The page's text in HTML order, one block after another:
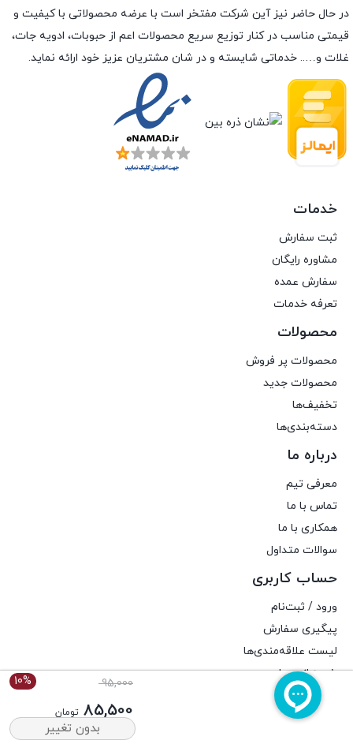
10% 95,000قیمت
اصلی:
95,000 تومان
85,500 تومان
قیمت بدون تغییر
در حال حاضر نیز آین شرکت مفتخر است با عرضه محصولاتی با کیفیت و
قیمتی مناسب در کنار توزیع سریع محصولات اعم از حبوبات، ادویه جات،
غلات و….. خدماتی شایسته و در شان مشتریان عزیز خود ارائه نماید.
خدمات
ثبت سفارش
مشاوره رایگان
سفارش عمده
تعرفه خدمات
محصولات
محصولات پر فروش
محصولات جدید
تخفیف‌ها
دسته‌بندی‌ها
درباره ما
معرفی تیم
تماس با ما
همکاری با ما
سوالات متداول
حساب کاربری
ورود / ثبت‌نام
پیگیری سفارش
لیست علاقه‌مندی‌ها
خروج از حساب
برای استفاده از مطالب عطارکده، داشتن «هدف غیرتجاری» و ذکر «منبع» کافیست.